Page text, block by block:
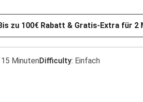
zu 100€ Rabatt & Gratis-Extra für 2
15 MinutenDifficulty: Einfach